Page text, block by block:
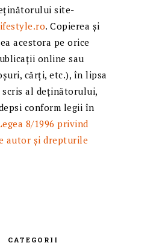
site-
. Copierea și
acestora pe orice
online sau
cărți, etc.), în lipsa
al deținătorului,
conform legii în
8/1996 privind
autor și drepturile
CATEGORII